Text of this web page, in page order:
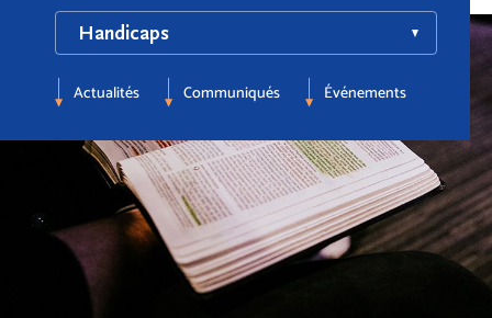
Actualités Communiqués Événements